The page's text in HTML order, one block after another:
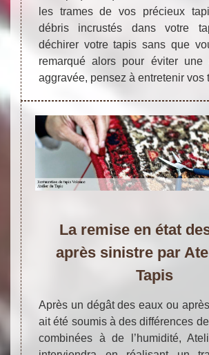
les trames de vos précieux
débris incrustés dans votre
déchirer votre tapis sans que
remarqué alors pour éviter une
aggravée, pensez à entretenir vos
La remise en état
après sinistre par
Tapis
Après un dégât des eaux ou
ait été soumis à des différences
combinées à de l’humidité,